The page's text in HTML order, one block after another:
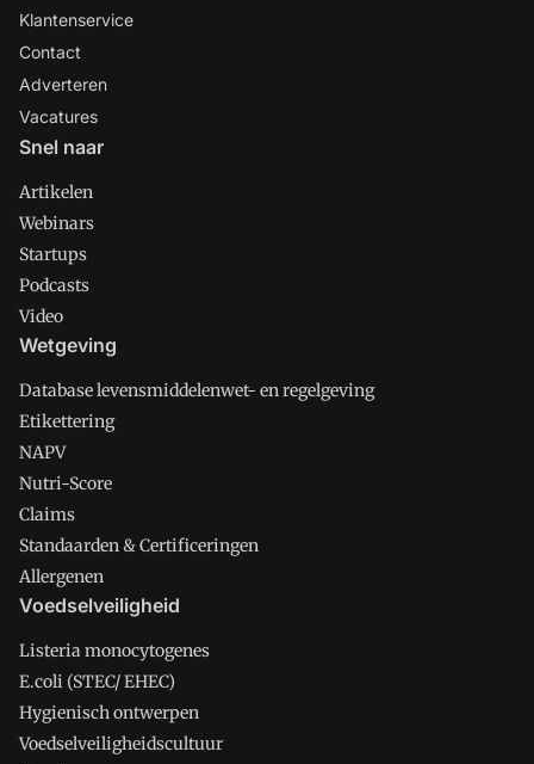
Klantenservice
Contact
Adverteren
Vacatures
Snel naar
Artikelen
Webinars
Startups
Podcasts
Video
Wetgeving
Database levensmiddelenwet- en regelgeving
Etikettering
NAPV
Nutri-Score
Claims
Standaarden & Certificeringen
Allergenen
Voedselveiligheid
Listeria monocytogenes
E.coli (STEC/ EHEC)
Hygienisch ontwerpen
Voedselveiligheidscultuur